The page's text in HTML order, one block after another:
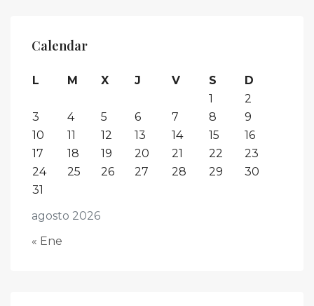
Calendar
agosto 2026
L M X J V S
D
1
2
3
4 5 6 7 8
9
10
11 12 13 14 15
16
17
18 19 20 21 22
23
24
25 26 27 28 29
30
31
« Ene